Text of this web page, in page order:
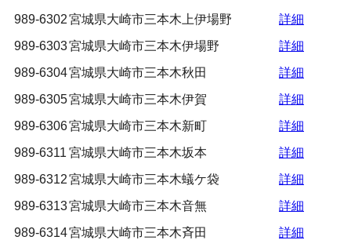
989-6302宮城県大崎市三本木上伊場野
詳細
989-6303宮城県大崎市三本木伊場野
詳細
989-6304宮城県大崎市三本木秋田
詳細
989-6305宮城県大崎市三本木伊賀
詳細
989-6306宮城県大崎市三本木新町
詳細
989-6311 宮城県大崎市三本木坂本
詳細
989-6312宮城県大崎市三本木蟻ケ袋
詳細
989-6313宮城県大崎市三本木音無
詳細
989-6314宮城県大崎市三本木斉田
詳細